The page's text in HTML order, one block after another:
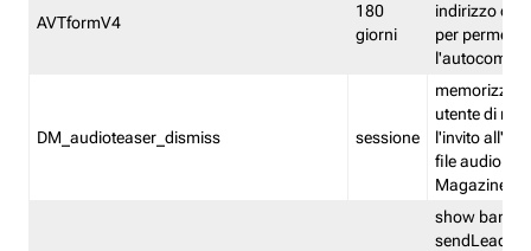
AVTformV4
180
giorni
indirizzo di
per
DM_audioteaser_dismiss sessione
memorizza
utente di
l'invito
file audio del
Magazine
show banner
sendLead